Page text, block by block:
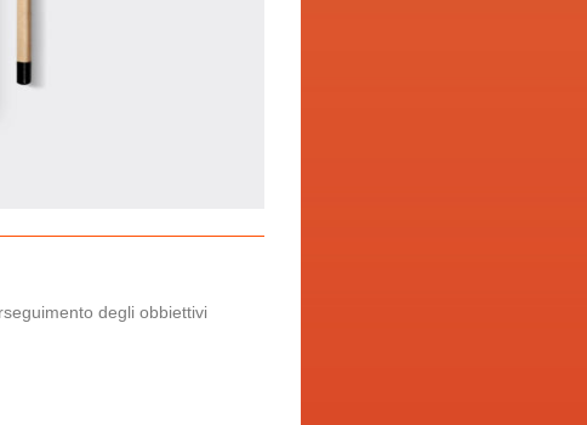
degli obbiettivi